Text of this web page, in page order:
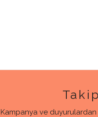
Kampanya ve duyurulardan